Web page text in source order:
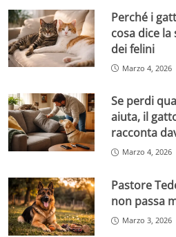
Perché i
cosa dice
dei felini
Marzo 4, 2026
Se perdi
aiuta, il
racconta
Marzo 4, 2026
Pastore
non passa
Marzo 3, 2026